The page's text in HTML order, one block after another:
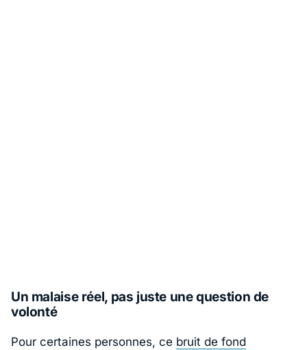
Un malaise réel, pas juste une question de
volonté
Pour certaines personnes, ce bruit de fond